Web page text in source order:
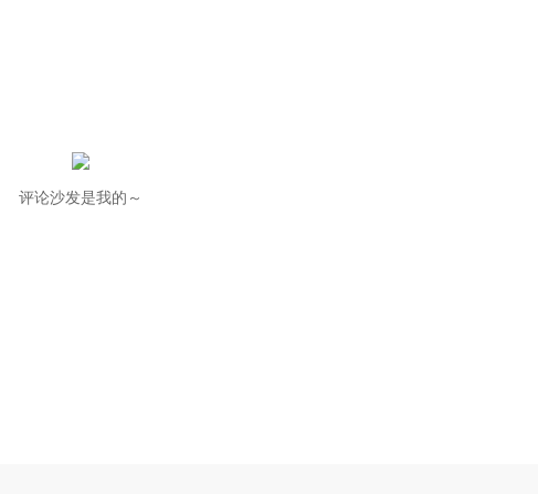
评论沙发是我的～